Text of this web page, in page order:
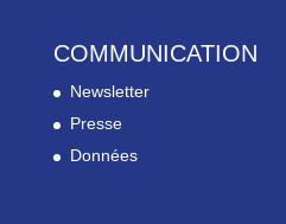
COMMUNICATION
Newsletter
Presse
Données